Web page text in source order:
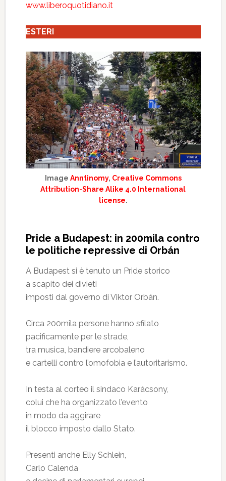
www.liberoquotidiano.it
ESTERI
Image Anntinomy, Creative Commons
Attribution-Share Alike 4.0 International
license.
Pride a Budapest: in 200mila contro
le politiche repressive di Orbán
A Budapest si è tenuto un Pride storico
a scapito dei divieti
imposti dal governo di Viktor Orbán.
Circa 200mila persone hanno sfilato
pacificamente per le strade,
tra musica, bandiere arcobaleno
e cartelli contro l’omofobia e l’autoritarismo.
In testa al corteo il sindaco Karácsony,
colui che ha organizzato l’evento
in modo da aggirare
il blocco imposto dallo Stato.
Presenti anche Elly Schlein,
Carlo Calenda